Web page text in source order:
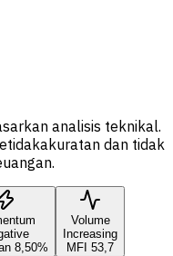
analisis teknikal.
dan tidak
8,50%
Volume
Increasing
MFI 53,7